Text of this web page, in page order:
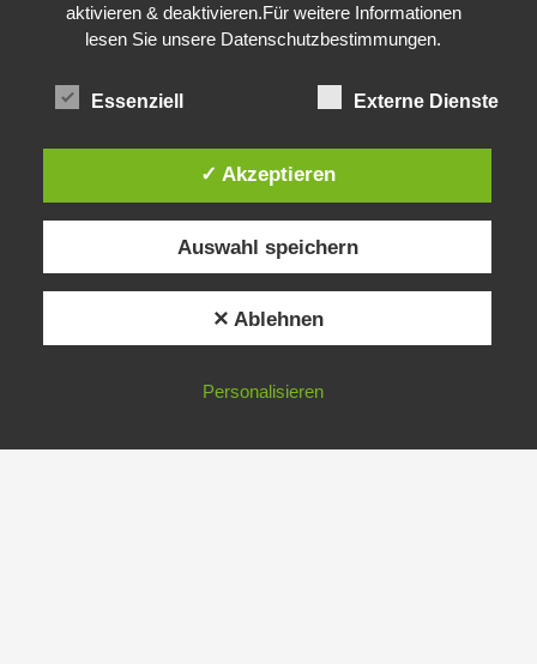
aktivieren & deaktivieren.Für weitere Informationen
lesen Sie unsere Datenschutzbestimmungen.
Essenziell Externe Dienste
✓ Akzeptieren
Auswahl speichern
✕ Ablehnen
Personalisieren